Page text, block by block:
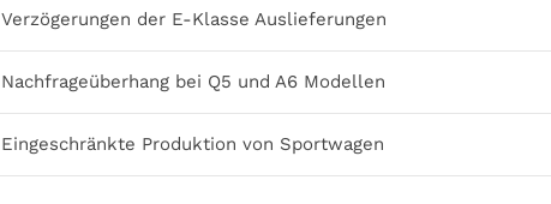
Verzögerungen der E-Klasse Auslieferungen
Nachfrageüberhang bei Q5 und A6 Modellen
Eingeschränkte Produktion von Sportwagen